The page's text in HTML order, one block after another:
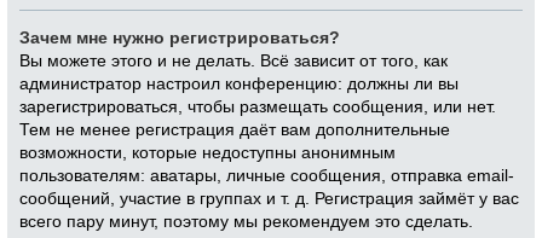
Зачем мне нужно регистрироваться?
Вы можете этого и не делать. Всё зависит от того, как
администратор настроил конференцию: должны ли вы
зарегистрироваться, чтобы размещать сообщения, или нет.
Тем не менее регистрация даёт вам дополнительные
возможности, которые недоступны анонимным
пользователям: аватары, личные сообщения, отправка email-
сообщений, участие в группах и т. д. Регистрация займёт у вас
всего пару минут, поэтому мы рекомендуем это сделать.